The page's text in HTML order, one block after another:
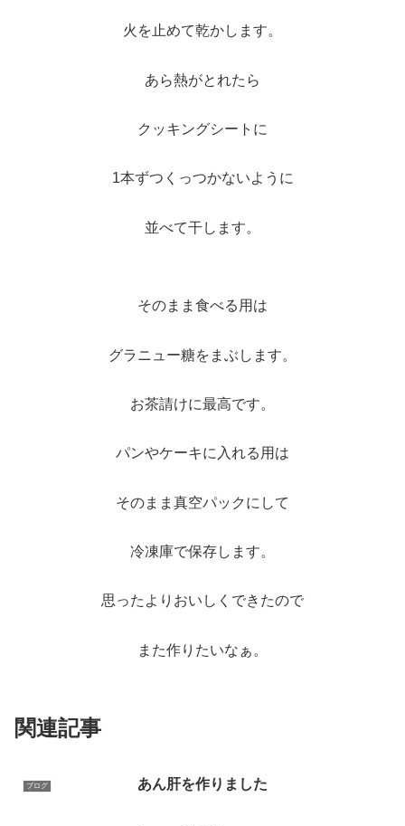
火を止めて乾かします。
あら熱がとれたら
クッキングシートに
1本ずつくっつかないように
並べて干します。
そのまま食べる用は
グラニュー糖をまぶします。
お茶請けに最高です。
パンやケーキに入れる用は
そのまま真空パックにして
冷凍庫で保存します。
思ったよりおいしくできたので
また作りたいなぁ。
関連記事
ブログ あん肝を作りました